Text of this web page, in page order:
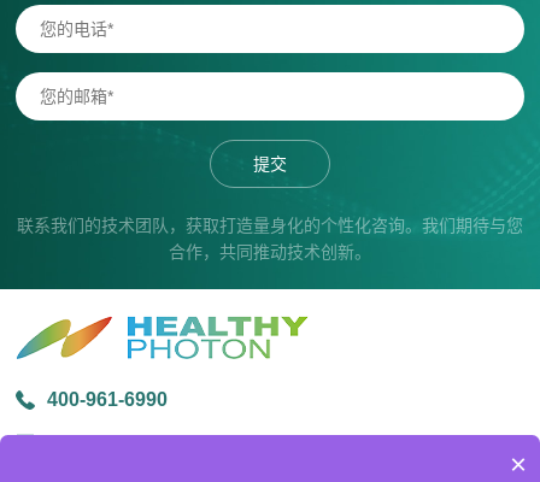
提交
联系我们的技术团队，获取打造量身化的个性化咨询。我们期待与您
合作，共同推动技术创新。
400-961-6990
×